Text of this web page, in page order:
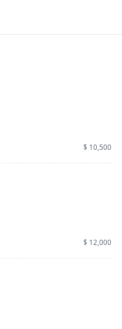
$ 10,500
$ 12,000